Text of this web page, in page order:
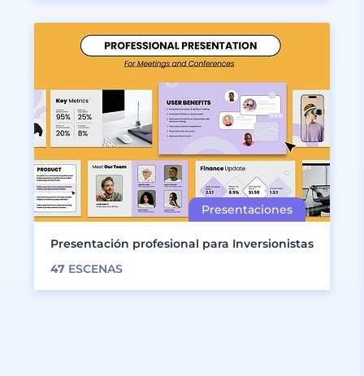
Presentación profesional para Inversionistas
47 ESCENAS